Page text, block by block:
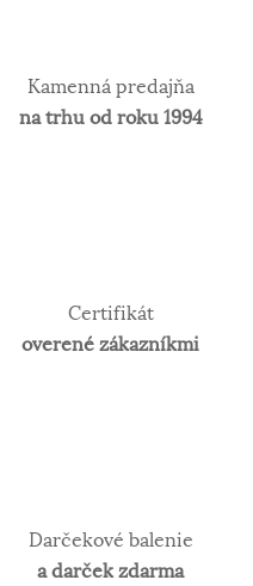
Kamenná predajňa
na trhu od roku 1994
Certifikát
overené zákazníkmi
Darčekové balenie
a darček zdarma